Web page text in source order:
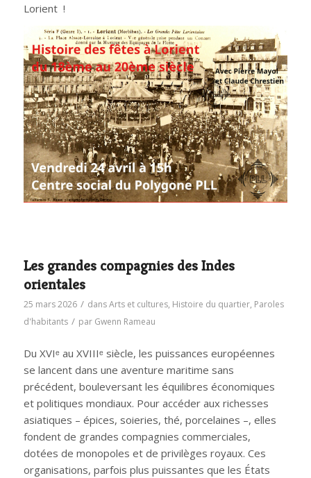
Lorient !
Les grandes compagnies des Indes
orientales
25 mars 2026 / dansArts et cultures, Histoire du quartier, Paroles
d'habitants / par Gwenn Rameau
Du XVIᵉ au XVIIIᵉ siècle, les puissances européennes
se lancent dans une aventure maritime sans
précédent, bouleversant les équilibres économiques
et politiques mondiaux. Pour accéder aux richesses
asiatiques – épices, soieries, thé, porcelaines –, elles
fondent de grandes compagnies commerciales,
dotées de monopoles et de privilèges royaux. Ces
organisations, parfois plus puissantes que les États